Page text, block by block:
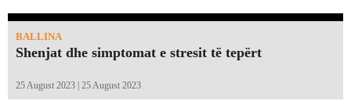
BALLINA
Shenjat dhe simptomat e stresit të tepërt
25 August 2023 | 25 August 2023